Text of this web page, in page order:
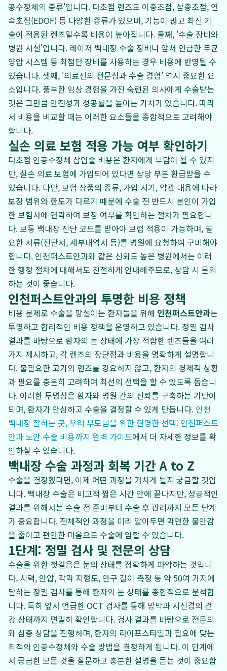
공수정체의 종류'입니다. 다초점 렌즈도 이중초점, 삼중초점, 연
속초점(EDOF) 등 다양한 종류가 있으며, 기능이 많고 최신 기
술이 적용된 렌즈일수록 비용이 높아집니다. 둘째, '수술 장비와
병원 시설'입니다. 레이저 백내장 수술 장비나 앞서 언급한 무균
양압 시스템 등 최첨단 장비를 사용하는 경우 비용에 반영될 수
있습니다. 셋째, '의료진의 전문성과 수술 경험' 역시 중요한 요
소입니다. 풍부한 임상 경험을 가진 숙련된 의사에게 수술받는
것은 그만큼 안전성과 성공률을 높이는 가치가 있습니다. 따라
서 비용을 비교할 때는 이러한 요소들을 종합적으로 고려해야
합니다.
실손 의료 보험 적용 가능 여부 확인하기
다초점 인공수정체 삽입술 비용은 환자에게 부담이 될 수 있지
만, 실손 의료 보험에 가입되어 있다면 상당 부분 환급받을 수
있습니다. 다만, 보험 상품의 종류, 가입 시기, 약관 내용에 따라
보장 범위와 한도가 다르기 때문에 수술 전 반드시 본인이 가입
한 보험사에 연락하여 보장 여부를 확인하는 절차가 필요합니
다. 보통 백내장 진단 코드를 받아야 보험 적용이 가능하며, 필
요한 서류(진단서, 세부내역서 등)를 병원에 요청하여 구비해야
합니다. 인천퍼스트안과와 같은 신뢰도 높은 병원에서는 이러
한 행정 절차에 대해서도 친절하게 안내해주므로, 상담 시 문의
하는 것이 좋습니다.
인천퍼스트안과의 투명한 비용 정책
비용 문제로 수술을 망설이는 환자들을 위해 인천퍼스트안과는
투명하고 합리적인 비용 정책을 운영하고 있습니다. 정밀 검사
결과를 바탕으로 환자의 눈 상태에 가장 적합한 렌즈들을 여러
가지 제시하고, 각 렌즈의 장단점과 비용을 명확하게 설명합니
다. 불필요한 고가의 렌즈를 강요하지 않고, 환자의 경제적 상황
과 필요를 충분히 고려하여 최선의 선택을 할 수 있도록 돕습니
다. 이러한 투명성은 환자와 병원 간의 신뢰를 구축하는 기반이
되며, 환자가 안심하고 수술을 결정할 수 있게 만듭니다. 인천
백내장 잘하는 곳, 우리 부모님을 위한 현명한 선택: 인천퍼스트
안과 노안 수술 비용까지 완벽 가이드에서 더 자세한 정보를 확
인하실 수 있습니다.
백내장 수술 과정과 회복 기간 A to Z
수술을 결정했다면, 이제 어떤 과정을 거치게 될지 궁금할 것입
니다. 백내장 수술은 비교적 짧은 시간 안에 끝나지만, 성공적인
결과를 위해서는 수술 전 준비부터 수술 후 관리까지 모든 단계
가 중요합니다. 전체적인 과정을 미리 알아두면 막연한 불안감
을 줄이고 편안한 마음으로 수술에 임할 수 있습니다.
1단계: 정밀 검사 및 전문의 상담
수술을 위한 첫걸음은 눈의 상태를 정확하게 파악하는 것입니
다. 시력, 안압, 각막 지형도, 안구 길이 측정 등 약 50여 가지에
달하는 정밀 검사를 통해 환자의 눈 상태를 종합적으로 분석합
니다. 특히 앞서 언급한 OCT 검사를 통해 망막과 시신경의 건
강 상태까지 면밀히 확인합니다. 검사 결과를 바탕으로 전문의
와 심층 상담을 진행하며, 환자의 라이프스타일과 필요에 맞는
최적의 인공수정체와 수술 방법을 결정하게 됩니다. 이 단계에
서 궁금한 모든 것을 질문하고 충분한 설명을 듣는 것이 중요합